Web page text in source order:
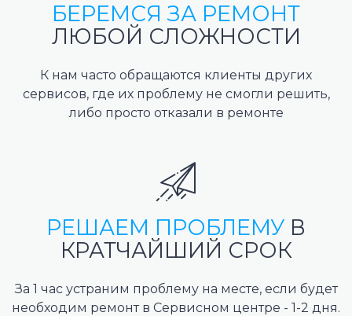
БЕРЕМСЯ ЗА РЕМОНТ
ЛЮБОЙ СЛОЖНОСТИ
К нам часто обращаются клиенты других
сервисов, где их проблему не смогли решить,
либо просто отказали в ремонте
РЕШАЕМ ПРОБЛЕМУ В
КРАТЧАЙШИЙ СРОК
За 1 час устраним проблему на месте, если будет
необходим ремонт в Сервисном центре - 1-2 дня.